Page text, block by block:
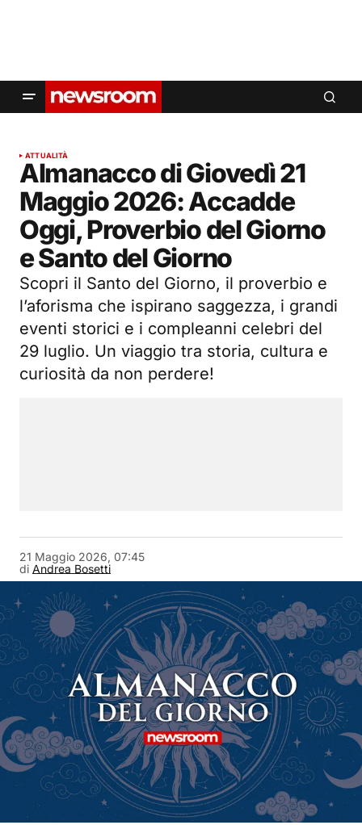
ATTUALITÀ
Almanacco di Giovedì 21
Maggio 2026: Accadde
Oggi, Proverbio del Giorno
e Santo del Giorno
Scopri il Santo del Giorno, il proverbio e
l’aforisma che ispirano saggezza, i grandi
eventi storici e i compleanni celebri del
29 luglio. Un viaggio tra storia, cultura e
curiosità da non perdere!
di Andrea Bosetti
21 Maggio 2026, 07:45